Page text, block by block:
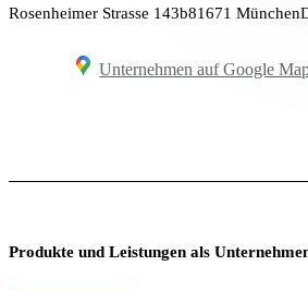
Rosenheimer Strasse 143b81671 München
Unternehmen auf Google
Produkte und Leistungen als